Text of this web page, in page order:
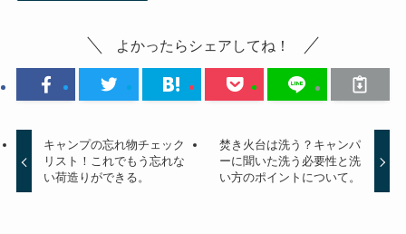
よかったらシェアしてね！
キャンプの忘れ物チェック
リスト！これでもう忘れな
い荷造りができる。
焚き火台は洗う？キャンパ
ーに聞いた洗う必要性と洗
い方のポイントについて。